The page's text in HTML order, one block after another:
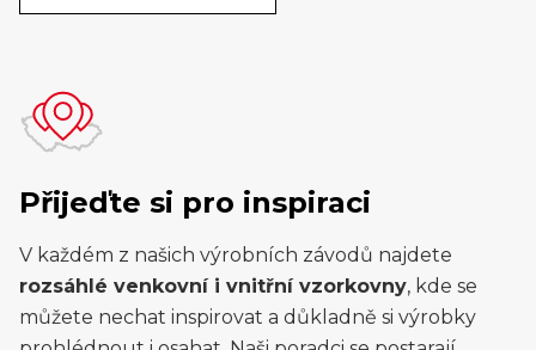
Přijeďte si pro inspiraci
V každém z našich výrobních závodů najdete
rozsáhlé venkovní i vnitřní vzorkovny, kde se
můžete nechat inspirovat a důkladně si výrobky